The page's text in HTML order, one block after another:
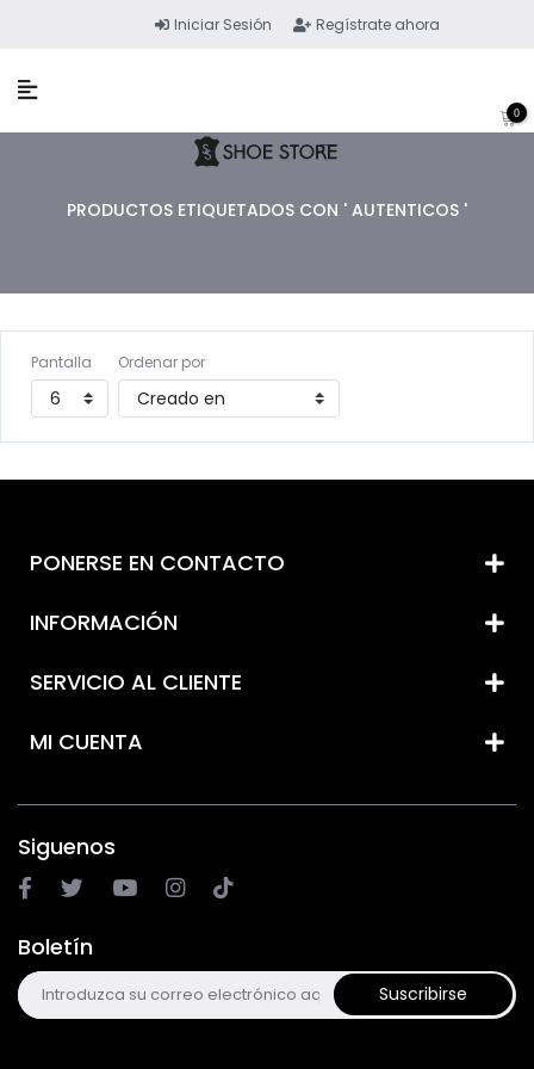
Iniciar Sesión Regístrate ahora
0
PRODUCTOS ETIQUETADOS CON ' AUTENTICOS '
Pantalla Ordenar por
PONERSE EN CONTACTO
INFORMACIÓN
SERVICIO AL CLIENTE
MI CUENTA
Siguenos
Boletín
Suscribirse